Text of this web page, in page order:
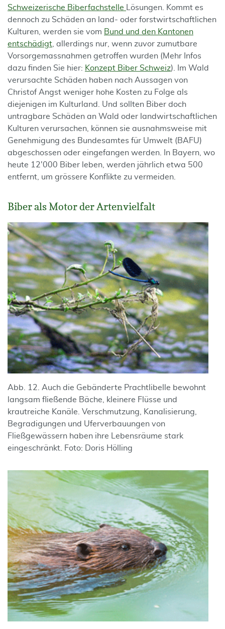
Schweizerische Biberfachstelle
Lösungen. Kommt es
dennoch zu Schäden an land- oder forstwirtschaftlichen
Kulturen, werden sie vom Bund und den Kantonen
entschädigt , allerdings nur, wenn zuvor zumutbare
Vorsorgemassnahmen getroffen wurden (Mehr Infos
dazu finden Sie hier: Konzept Biber Schweiz). Im Wald
verursachte Schäden haben nach Aussagen von
Christof Angst weniger hohe Kosten zu Folge als
diejenigen im Kulturland. Und sollten Biber doch
untragbare Schäden an Wald oder landwirtschaftlichen
Kulturen verursachen, können sie ausnahmsweise mit
Genehmigung des Bundesamtes für Umwelt (BAFU)
abgeschossen oder eingefangen werden. In Bayern, wo
heute 12'000 Biber leben, werden jährlich etwa 500
entfernt, um grössere Konflikte zu vermeiden.
Biber als Motor der Artenvielfalt
Abb. 12. Auch die Gebänderte Prachtlibelle bewohnt
langsam fließende Bäche, kleinere Flüsse und
krautreiche Kanäle. Verschmutzung, Kanalisierung,
Begradigungen und Uferverbauungen von
Fließgewässern haben ihre Lebensräume stark
eingeschränkt. Foto: Doris Hölling